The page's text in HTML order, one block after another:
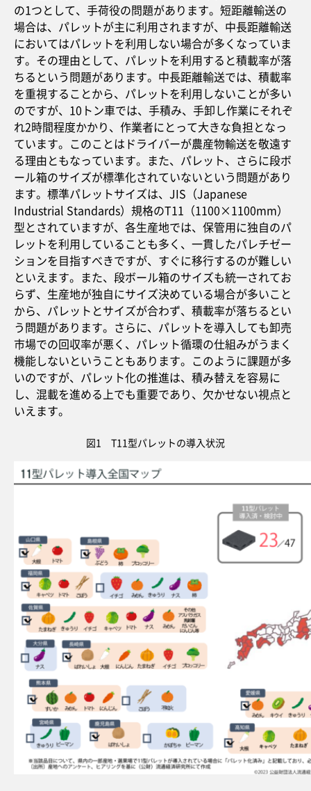
の1つとして、手荷役の問題があります。短距離輸送の
場合は、パレットが主に利用されますが、中長距離輸送
においてはパレットを利用しない場合が多くなっていま
す。その理由として、パレットを利用すると積載率が落
ちるという問題があります。中長距離輸送では、積載率
を重視することから、パレットを利用しないことが多い
のですが、10トン車では、手積み、手卸し作業にそれぞ
れ2時間程度かかり、作業者にとって大きな負担となっ
ています。このことはドライバーが農産物輸送を敬遠す
る理由ともなっています。また、パレット、さらに段ボ
ール箱のサイズが標準化されていないという問題があり
ます。標準パレットサイズは、JIS（Japanese
Industrial Standards）規格のT11（1100×1100mm）
型とされていますが、各生産地では、保管用に独自のパ
レットを利用していることも多く、一貫したパレチゼー
ションを目指すべきですが、すぐに移行するのが難しい
といえます。また、段ボール箱のサイズも統一されてお
らず、生産地が独自にサイズ決めている場合が多いこと
から、パレットとサイズが合わず、積載率が落ちるとい
う問題があります。さらに、パレットを導入しても卸売
市場での回収率が悪く、パレット循環の仕組みがうまく
機能しないということもあります。このように課題が多
いのですが、パレット化の推進は、積み替えを容易に
し、混載を進める上でも重要であり、欠かせない視点と
いえます。
図1 T11型パレットの導入状況